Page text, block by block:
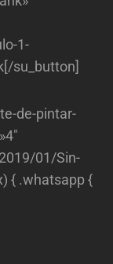
1-
su_button]
de-pintar-
01/Sin-
{ .whatsapp {